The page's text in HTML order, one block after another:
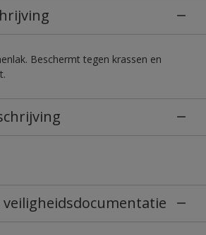
Beschermt tegen krassen en
veiligheidsdocumentatie